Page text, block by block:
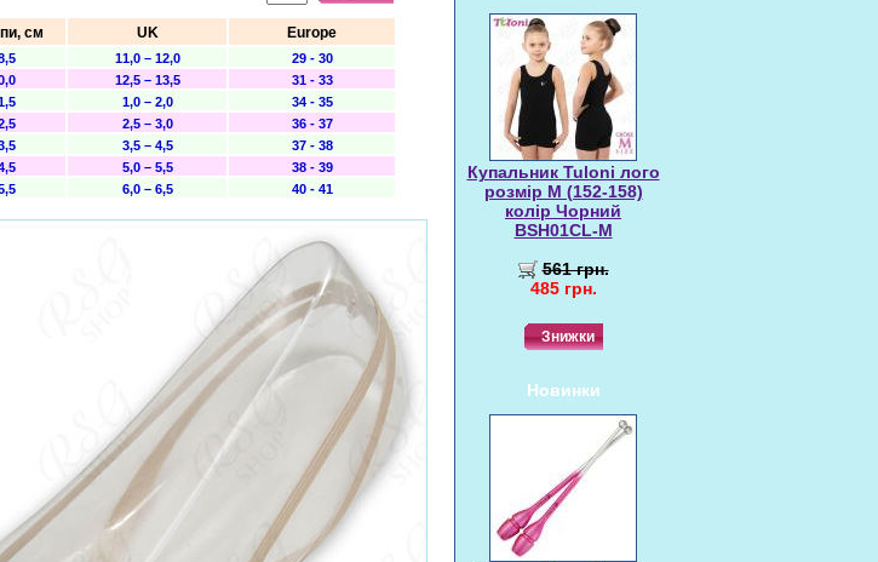
см UK Europe
11,0 – 12,0
29 - 30
12,5 – 13,5
31 - 33
1,0 – 2,0 34 - 35
2,5 – 3,0
36 - 37
3,5 – 4,5
37 - 38
5,0 – 5,5
38 - 39
6,0 – 6,5 40 - 41
Купальник Tuloni лого
розмір M (152-158)
колір Чорний
BSH01CL-M
561 грн.
485 грн.
Знижки
Новинки